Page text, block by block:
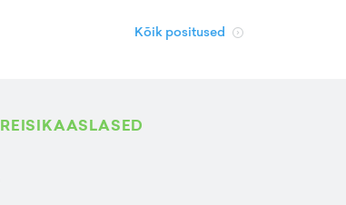
Kõik positused
REISIKAASLASED